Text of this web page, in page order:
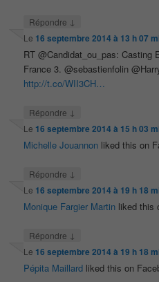
Répondre ↓
Le 16 septembre 2014 à 13 h 07
RT @Candidat_ou_pas: Casting
France 3. @sebastienfolin
http://t.co/WII3CH…
Répondre ↓
Le 16 septembre 2014 à 15 h 03
Michelle Jouannon liked this on
Répondre ↓
Le 16 septembre 2014 à 19 h 18
Monique Fargier Martin liked this
Répondre ↓
Le 16 septembre 2014 à 19 h 18
Pépita Maillard liked this on